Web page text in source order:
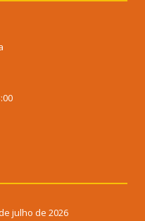
julho de 2026